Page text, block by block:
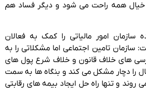
خیال همه راحت می شود و دیگر فساد هم
سازمان امور مالیاتی را کمک به فعالان
تامین اجتماعی اما مشکلاتی را به
های خلاف قانون و خلاف شرع پول های
را دچار مشکل می کند و بنگاه ها به سمت
روند و تنها راه حل ایجاد بیمه های رقابتی